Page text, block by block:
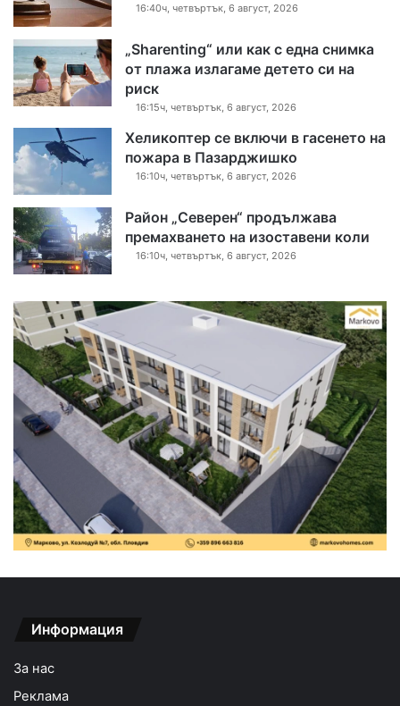
16:40ч, четвъртък, 6 август, 2026
„Sharenting“ или как с една снимка
от плажа излагаме детето си на
риск
16:15ч, четвъртък, 6 август, 2026
Хеликоптер се включи в гасенето на
пожара в Пазарджишко
16:10ч, четвъртък, 6 август, 2026
Район „Северен“ продължава
премахването на изоставени коли
16:10ч, четвъртък, 6 август, 2026
Информация
За нас
Реклама